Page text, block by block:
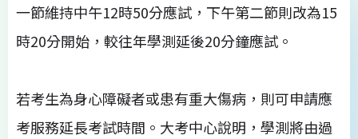
一節維持中午12時50分應試，下午第二節則改為15
時20分開始，較往年學測延後20分鐘應試。
若考生為身心障礙者或患有重大傷病，則可申請應
考服務延長考試時間。大考中心說明，學測將由過